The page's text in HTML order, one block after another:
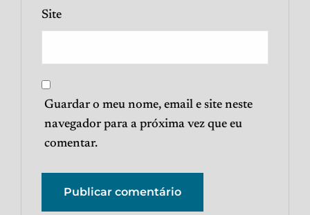
Site
Guardar o meu nome, email e site neste
navegador para a próxima vez que eu
comentar.